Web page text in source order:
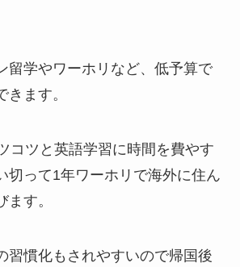
留学やワーホリなど、低予算で
ます。
コツと英語学習に時間を費やす
切って1年ワーホリで海外に住ん
す。
習慣化もされやすいので帰国後